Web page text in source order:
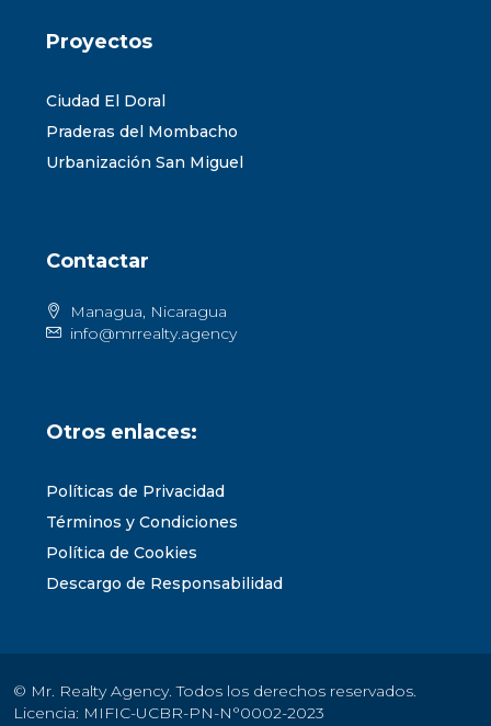
Proyectos
Ciudad El Doral
Praderas del Mombacho
Urbanización San Miguel
Contactar
Managua, Nicaragua
info@mrrealty.agency
Otros enlaces:
Políticas de Privacidad
Términos y Condiciones
Política de Cookies
Descargo de Responsabilidad
© Mr. Realty Agency. Todos los derechos reservados.
Licencia: MIFIC-UCBR-PN-N°0002-2023